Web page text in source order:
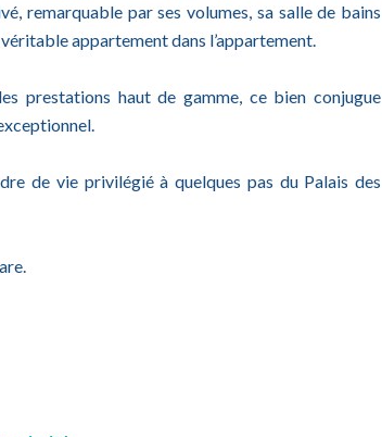
remarquable par ses volumes, sa salle de bains
appartement dans l’appartement.
prestations haut de gamme, ce bien conjugue
de vie privilégié à quelques pas du Palais des